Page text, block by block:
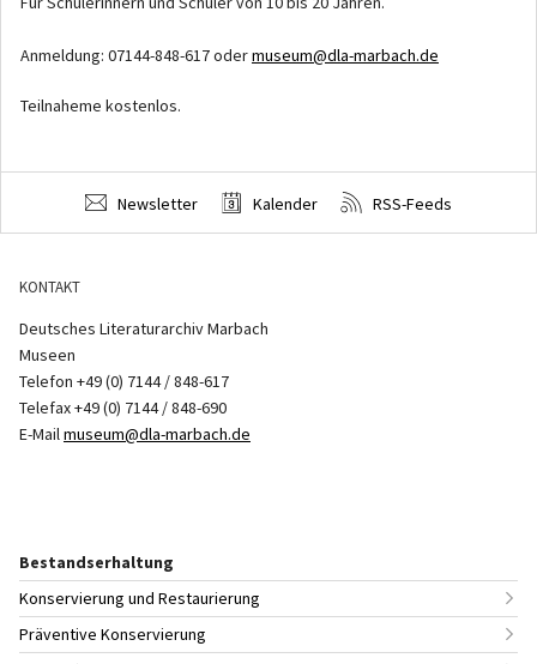
Anmeldung: 07144-848-617 odermuseum@dla-marbach.de
Teilnaheme kostenlos.
Newsletter Kalender RSS-Feeds
KONTAKT
Deutsches Literaturarchiv Marbach
Museen
Telefon +49 (0) 7144 / 848-617
Telefax +49 (0) 7144 / 848-690
E-Mail museum@dla-marbach.de
Bestandserhaltung
Konservierung und Restaurierung
Präventive Konservierung